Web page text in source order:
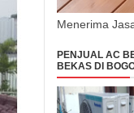
Menerima
PENJUAL AC
BEKAS DI